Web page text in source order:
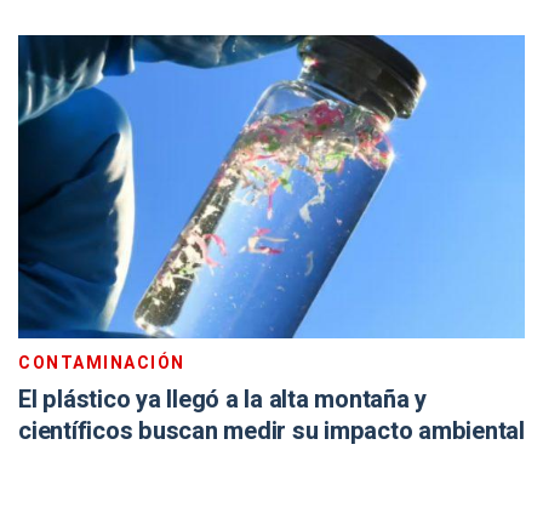
CONTAMINACIÓN
El plástico ya llegó a la alta montaña y
científicos buscan medir su impacto ambiental